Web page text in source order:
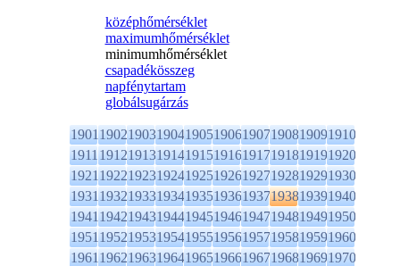
középhőmérséklet
maximumhőmérséklet
minimumhőmérséklet
csapadékösszeg
napfénytartam
globálsugárzás
1901190219031904190519061907190819091910
1911191219131914191519161917191819191920
1921192219231924192519261927192819291930
1931193219331934193519361937193819391940
1941194219431944194519461947194819491950
1951195219531954195519561957195819591960
1961196219631964196519661967196819691970